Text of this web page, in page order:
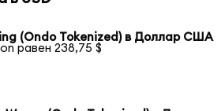
(Ondo Tokenized) в Доллар США
равен 238,75 $